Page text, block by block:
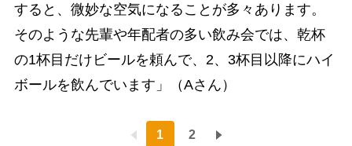
すると、微妙な空気になることが多々あります。
そのような先輩や年配者の多い飲み会では、乾杯
の1杯目だけビールを頼んで、2、3杯目以降にハイ
ボールを飲んでいます」（Aさん）
1 2